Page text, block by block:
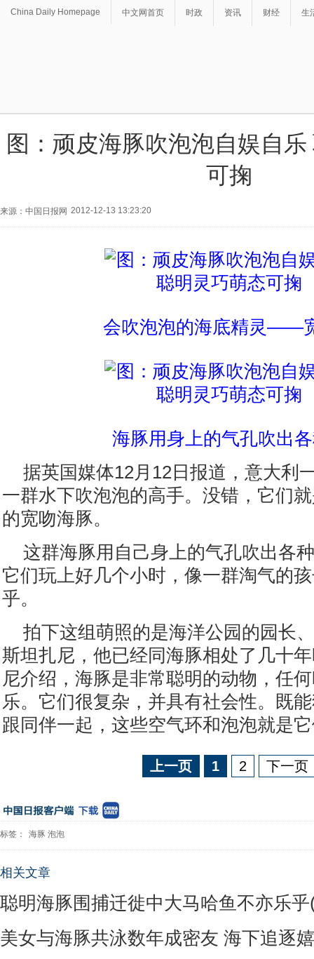
China Daily Homepage 中文网首页 时政 资讯 财经 生
图：顽皮海豚吹泡泡自娱自
可掬
来源：中国日报网 2012-12-13 13:23:20
会吹泡泡的海底精灵——
海豚用身上的气孔吹出
据英国媒体12月12日报道，意大利
一群水下吹泡泡的高手。没错，它们
的宽吻海豚。
这群海豚用自己身上的气孔吹出各
它们玩上好几个小时，像一群淘气的
乎。
拍下这组萌照的是海洋公园的园长
斯坦扎尼，他已经同海豚相处了几十
尼介绍，海豚是非常聪明的动物，任
乐。它们很复杂，并具有社会性。既
跟同伴一起，这些空气环和泡泡就是
上一页 1 2 下一页
标签： 海豚 泡泡
相关文章
聪明海豚围捕迁徙中大马哈鱼不亦乐
美女与海豚共泳数年成密友 海下追逐